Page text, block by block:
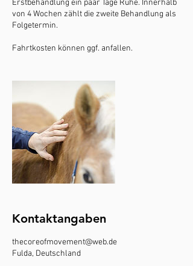
Erstbehandlung ein paar Tage Ruhe. Innerhalb
von 4 Wochen zählt die zweite Behandlung als
Folgetermin.
Fahrtkosten können ggf. anfallen.
Kontaktangaben
thecoreofmovement@web.de
Fulda, Deutschland